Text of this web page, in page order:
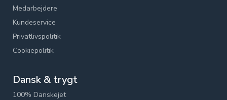
Medarbejdere
Kundeservice
Privatlivspolitik
Cookiepolitik
Dansk & trygt
100% Danskejet